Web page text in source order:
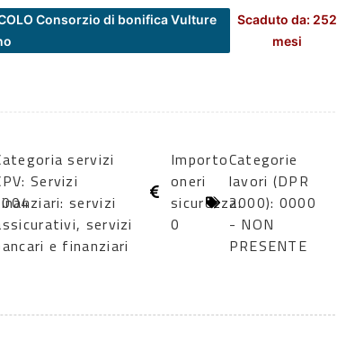
Consorzio di bonifica Vulture
Scaduto da: 252
mesi
servizi
Servizi
servizi
servizi
e finanziari
Importo
oneri
sicurezza:
0
Categorie
lavori (DPR
2000): 0000
- NON
PRESENTE